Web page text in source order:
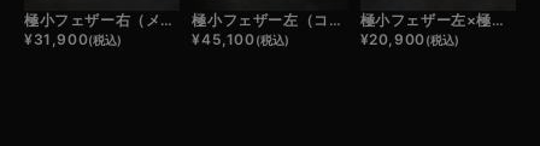
極小フェザー右（メタル）×極小メタルチャーム×鹿革紐×アンティークビーズ/ネックレスカスタム
¥31,900(税込)
極小フェザー左（コンビ）×鹿革紐×アンティークビーズ/ネックレスカスタム
¥45,100(税込)
極小フェザー左×極小メタルチャーム×鹿革紐×アンティークビーズ/ネックレスカスタム
¥20,900(税込)